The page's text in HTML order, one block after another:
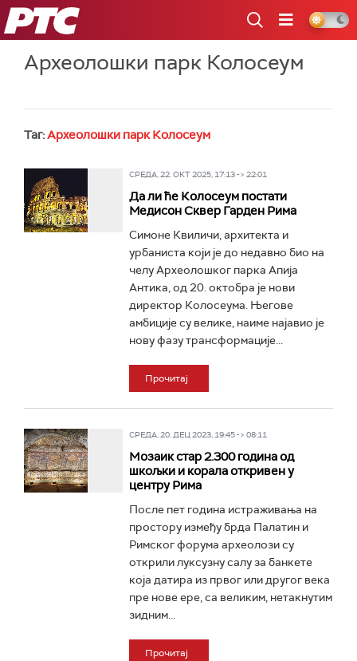
РТС
Археолошки парк Колосеум
Таг:Археолошки парк Колосеум
СРЕДА, 22. ОКТ 2025, 17:13 -> 22:01
Да ли ће Колосеум постати
Медисон Сквер Гарден Рима
Симоне Квиличи, архитекта и
урбаниста који је до недавно био на
челу Археолошког парка Апија
Антика, од 20. октобра је нови
директор Колосеума. Његове
амбиције су велике, наиме најавио је
нову фазу трансформације...
Прочитај
СРЕДА, 20. ДЕЦ 2023, 19:45 -> 08:11
Mозаик стар 2.300 година од
шкољки и корала откривен у
центру Рима
После пет година истраживања на
простору између брда Палатин и
Римског форума археолози су
открили луксузну салу за банкете
која датира из првог или другог века
пре нове ере, са великим, нетакнутим
зидним...
Прочитај